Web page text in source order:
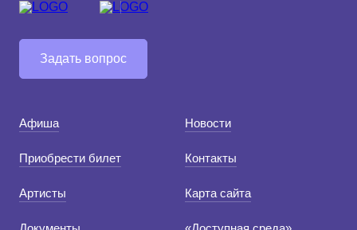
Без засечек
Задать вопрос
Афиша
Приобрести билет
Артисты
Новости
Контакты
Карта сайта